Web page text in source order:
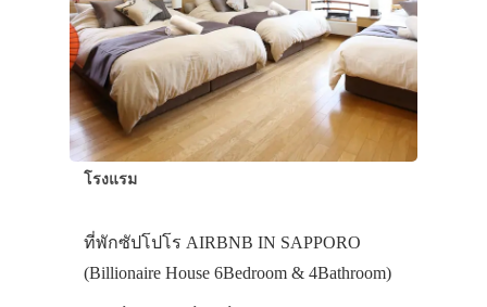
โรงแรม
ที่พักซัปโปโร AIRBNB IN SAPPORO
(Billionaire House 6Bedroom & 4Bathroom)
สาระน่ารู้
VIDEO
ภาพประทับใจ